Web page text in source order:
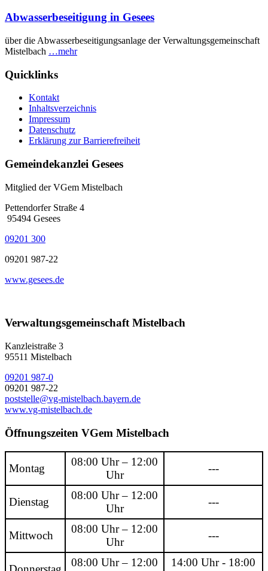
Abwasserbeseitigung in Gesees
über die Abwasserbeseitigungsanlage der Verwaltungsgemeinschaft
Mistelbach …mehr
Quicklinks
Kontakt
Inhaltsverzeichnis
Impressum
Datenschutz
Erklärung zur Barrierefreiheit
Gemeindekanzlei Gesees
Mitglied der VGem Mistelbach
Pettendorfer Straße 4
95494 Gesees
09201 300
09201 987-22
www.gesees.de
Verwaltungsgemeinschaft Mistelbach
Kanzleistraße 3
95511 Mistelbach
09201 987-0
09201 987-22
poststelle@vg-mistelbach.bayern.de
www.vg-mistelbach.de
Öffnungszeiten VGem Mistelbach
Montag
08:00 Uhr – 12:00
Uhr
---
Dienstag
08:00 Uhr – 12:00
Uhr
---
Mittwoch
08:00 Uhr – 12:00
Uhr
---
08:00 Uhr – 12:00
14:00 Uhr - 18:00